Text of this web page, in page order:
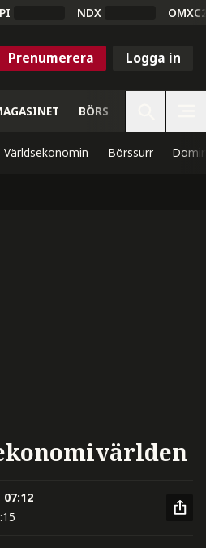
NDX
Prenumerera Logga in
BÖRS
Världsekonomin Börssurr
07:12